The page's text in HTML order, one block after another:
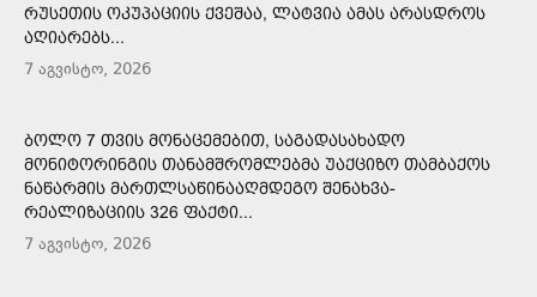
ᲠᲣᲡᲔᲗᲘᲡ ᲝᲙᲣᲞᲐᲪᲘᲘᲡ ᲥᲕᲔᲨᲐᲐ, ᲚᲐᲢᲕᲘᲐ ᲐᲛᲐᲡ ᲐᲠᲐᲡᲓᲠᲝᲡ
ᲐᲦᲘᲐᲠᲔᲑᲡ...
7 აგვისტო, 2026
ᲑᲝᲚᲝ 7 ᲗᲕᲘᲡ ᲛᲝᲜᲐᲪᲔᲛᲔᲑᲘᲗ, ᲡᲐᲒᲐᲓᲐᲡᲐᲮᲐᲓᲝ
ᲛᲝᲜᲘᲢᲝᲠᲘᲜᲒᲘᲡ ᲗᲐᲜᲐᲛᲨᲠᲝᲛᲚᲔᲑᲛᲐ ᲣᲐᲥᲪᲘᲖᲝ ᲗᲐᲛᲑᲐᲥᲝᲡ
ᲜᲐᲬᲐᲠᲛᲘᲡ ᲛᲐᲠᲗᲚᲡᲐᲬᲘᲜᲐᲐᲦᲛᲓᲔᲒᲝ ᲨᲔᲜᲐᲮᲕᲐ-
ᲠᲔᲐᲚᲘᲖᲐᲪᲘᲘᲡ 326 ᲤᲐᲥᲢᲘ...
7 აგვისტო, 2026